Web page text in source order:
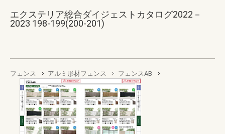
エクステリア総合ダイジェストカタログ2022－
2023 198-199(200-201)
フェンス アルミ形材フェンス フェンスAB